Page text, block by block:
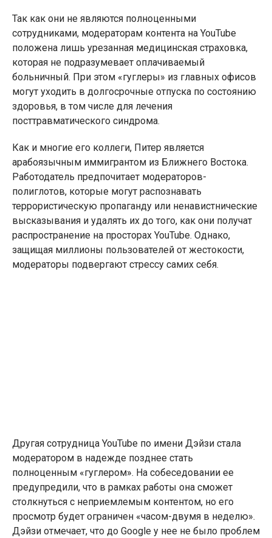
Так как они не являются полноценными
сотрудниками, модераторам контента на YouTube
положена лишь урезанная медицинская страховка,
которая не подразумевает оплачиваемый
больничный. При этом «гуглеры» из главных офисов
могут уходить в долгосрочные отпуска по состоянию
здоровья, в том числе для лечения
посттравматического синдрома.
Как и многие его коллеги, Питер является
арабоязычным иммигрантом из Ближнего Востока.
Работодатель предпочитает модераторов-
полиглотов, которые могут распознавать
террористическую пропаганду или ненавистнические
высказывания и удалять их до того, как они получат
распространение на просторах YouTube. Однако,
защищая миллионы пользователей от жестокости,
модераторы подвергают стрессу самих себя.
Другая сотрудница YouTube по имени Дэйзи стала
модератором в надежде позднее стать
полноценным «гуглером». На собеседовании ее
предупредили, что в рамках работы она сможет
столкнуться с неприемлемым контентом, но его
просмотр будет ограничен «часом-двумя в неделю».
Дэйзи отмечает, что до Google у нее не было проблем